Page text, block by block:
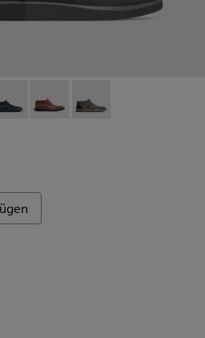
in Dunkelgrau
017 - Schnürstiefelette für
- K300235-019 - Stiefelette für
Bill - K300235-008 - Brown
Bill - K300235-002 -